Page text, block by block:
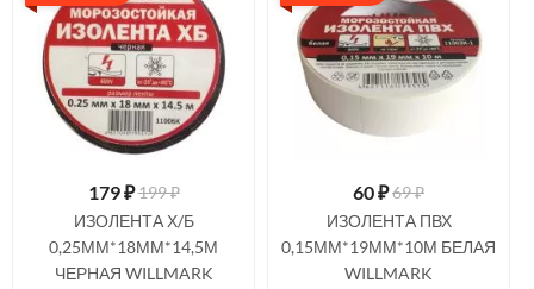
179₽199 ₽
ИЗОЛЕНТА Х/Б
0,25ММ*18ММ*14,5М
ЧЕРНАЯ WILLMARK
60₽69 ₽
ИЗОЛЕНТА ПВХ
0,15ММ*19ММ*10М БЕЛАЯ
WILLMARK